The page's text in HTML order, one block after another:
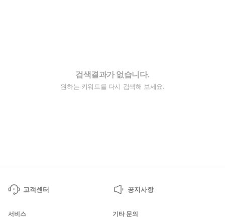
검색결과가 없습니다.
원하는 키워드를 다시 검색해 보세요.
고객센터 공지사항
서비스 기타 문의